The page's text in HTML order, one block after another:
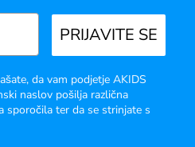
PRIJAVITE SE
da vam podjetje AKIDS
naslov pošilja različna
sporočila ter da se strinjate s